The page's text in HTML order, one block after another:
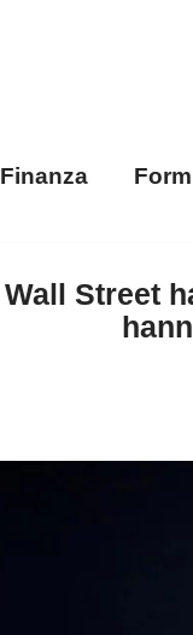
Finanza
Wall Street